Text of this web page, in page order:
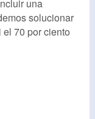
una
solucionar
70 por ciento